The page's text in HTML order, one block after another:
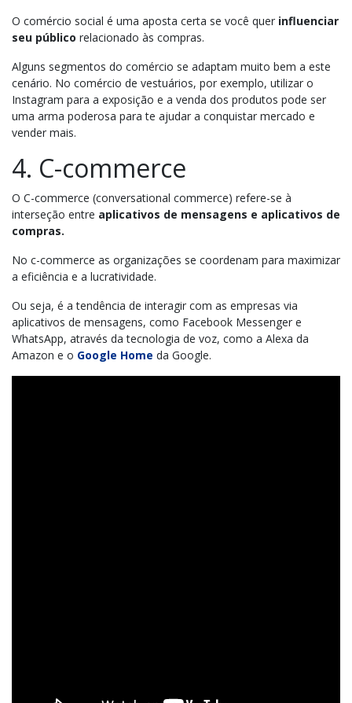
O comércio social é uma aposta certa se você quer influenciar
seu público relacionado às compras.
Alguns segmentos do comércio se adaptam muito bem a este
cenário. No comércio de vestuários, por exemplo, utilizar o
Instagram para a exposição e a venda dos produtos pode ser
uma arma poderosa para te ajudar a conquistar mercado e
vender mais.
4. C-commerce
O C-commerce (conversational commerce) refere-se à
interseção entre aplicativos de mensagens e aplicativos de
compras.
No c-commerce as organizações se coordenam para maximizar
a eficiência e a lucratividade.
Ou seja, é a tendência de interagir com as empresas via
aplicativos de mensagens, como Facebook Messenger e
WhatsApp, através da tecnologia de voz, como a Alexa da
Amazon e o Google Home da Google.